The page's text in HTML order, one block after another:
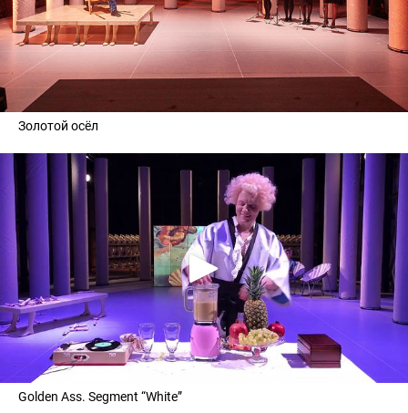
Золотой осёл
Golden Ass. Segment “White”